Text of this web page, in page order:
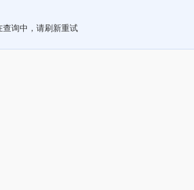
查询中，请刷新重试